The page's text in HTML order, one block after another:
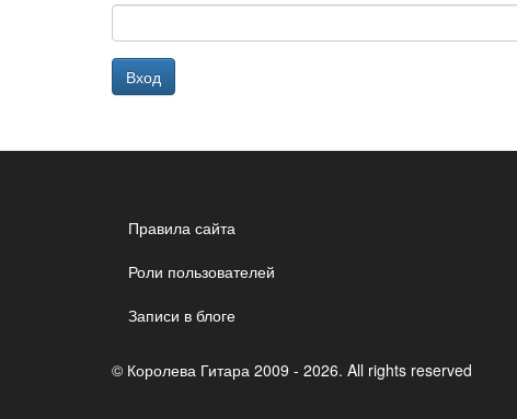
Вход
Правила сайта
Роли пользователей
Записи в блоге
© Королева Гитара 2009 - 2026. All rights reserved